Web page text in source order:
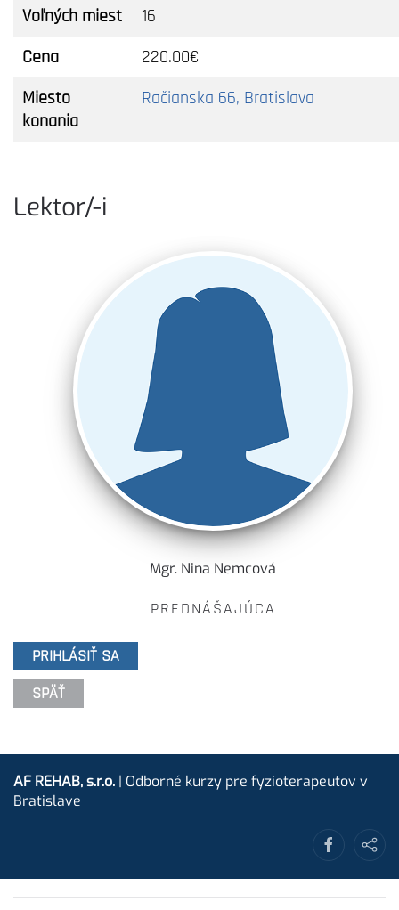
Voľných miest
16
Cena
220.00€
Miesto
konania
Račianska 66, Bratislava
Lektor/-i
Mgr. Nina Nemcová
PREDNÁŠAJÚCA
PRIHLÁSIŤ SA
SPÄŤ
AF REHAB, s.r.o. | Odborné kurzy pre fyzioterapeutov v
Bratislave